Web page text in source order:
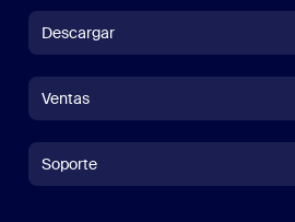
Descargar
Aplicación Zoom RoomsAplicación
Zoom Rooms Controller
Ventas
Contacto con ventas
Soporte
Soporte